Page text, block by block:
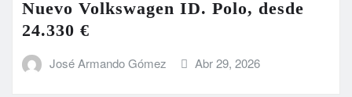
Nuevo Volkswagen ID. Polo, desde
24.330 €
José Armando Gómez Abr 29, 2026